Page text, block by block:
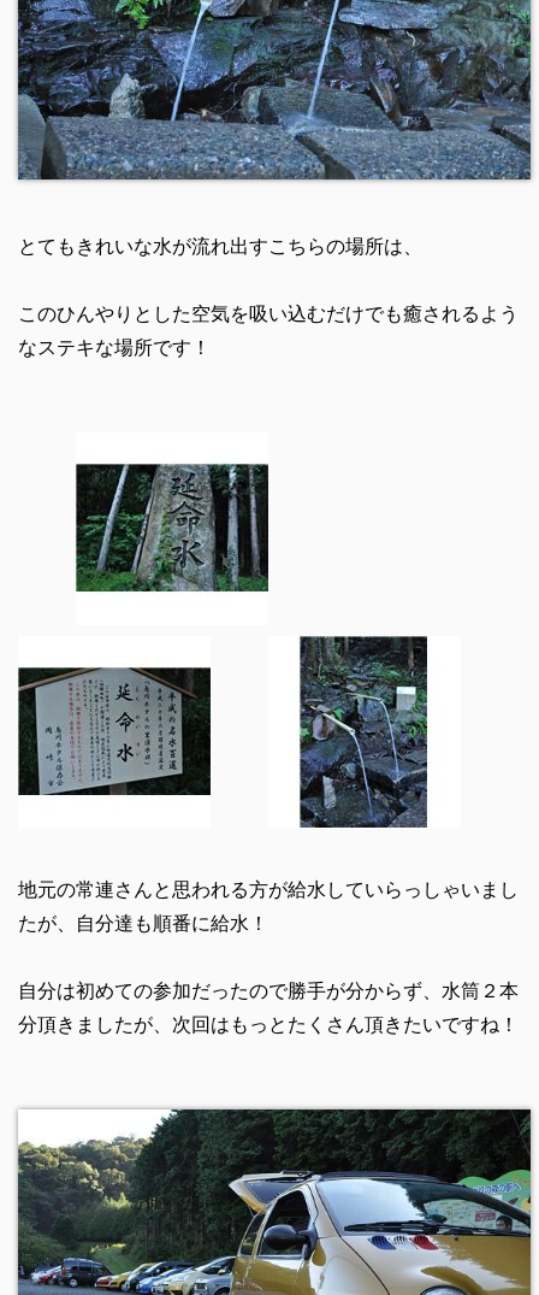
とてもきれいな水が流れ出すこちらの場所は、
このひんやりとした空気を吸い込むだけでも癒されるよう
なステキな場所です！
地元の常連さんと思われる方が給水していらっしゃいまし
たが、自分達も順番に給水！
自分は初めての参加だったので勝手が分からず、水筒２本
分頂きましたが、次回はもっとたくさん頂きたいですね！